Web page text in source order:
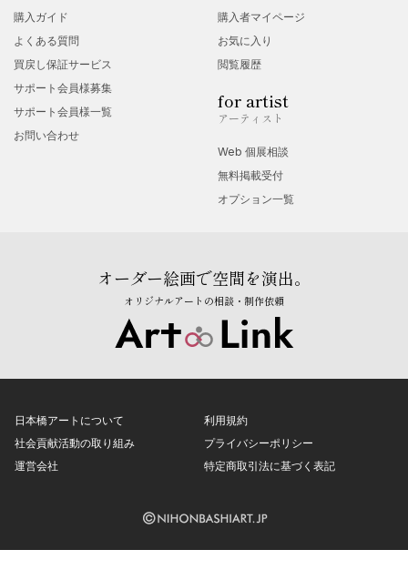
購入ガイド
よくある質問
買戻し保証サービス
サポート会員様募集
サポート会員様一覧
お問い合わせ
購入者マイページ
お気に入り
閲覧履歴
for artist
アーティスト
Web 個展相談
無料掲載受付
オプション一覧
オーダー絵画で空間を演出。
オリジナルアートの相談・制作依頼
日本橋アートについて
社会貢献活動の取り組み
運営会社
利用規約
プライバシーポリシー
特定商取引法に基づく表記